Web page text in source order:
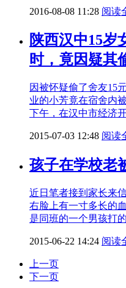
2016-08-08 11:28 阅读
陕西汉中15岁
时，竟因疑其
因被怀疑偷了舍友15
业的小芳竟在宿舍内
下午，在汉中市经济
2015-07-03 12:48 阅读
孩子在学校老
近日笔者接到家长来
右脸上有一寸多长的
是同班的一个男孩打
2015-06-22 14:24 阅读
上一页
下一页